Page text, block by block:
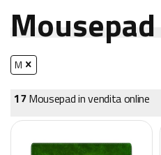
Mousepad
M
17Mousepad in vendita online